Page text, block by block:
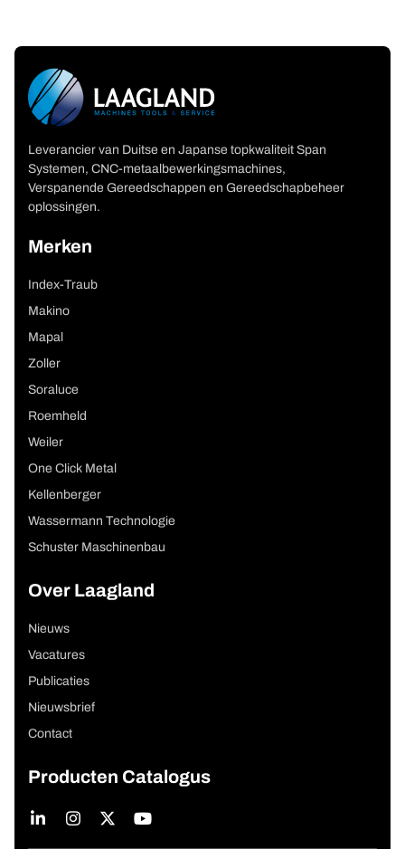
Leverancier van Duitse en Japanse topkwaliteit Span
Systemen, CNC-metaalbewerkingsmachines,
Verspanende Gereedschappen en Gereedschapbeheer
oplossingen.
Merken
Index-Traub
Makino
Mapal
Zoller
Soraluce
Roemheld
Weiler
One Click Metal
Kellenberger
Wassermann Technologie
Schuster Maschinenbau
Over Laagland
Nieuws
Vacatures
Publicaties
Nieuwsbrief
Contact
Producten Catalogus